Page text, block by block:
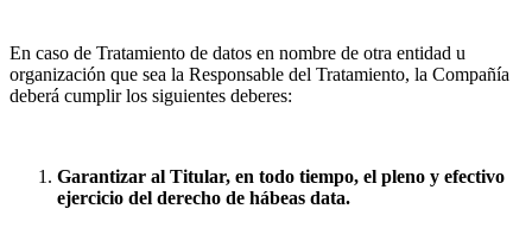
En caso de Tratamiento de datos en nombre de otra entidad u
organización que sea la Responsable del Tratamiento, la Compañía
deberá cumplir los siguientes deberes:
Garantizar al Titular, en todo tiempo, el pleno y efectivo
ejercicio del derecho de hábeas data.